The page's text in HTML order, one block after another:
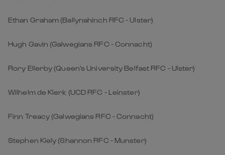
Ethan Graham (Ballynahinch RFC - Ulster)
Hugh Gavin (Galwegians RFC - Connacht)
Rory Ellerby (Queen's University Belfast RFC - Ulster)
Wilhelm de Klerk (UCD RFC - Leinster)
Finn Treacy (Galwegians RFC - Connacht)
Stephen Kiely (Shannon RFC - Munster)